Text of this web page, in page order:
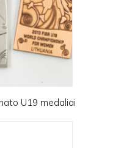
U19 medaliai